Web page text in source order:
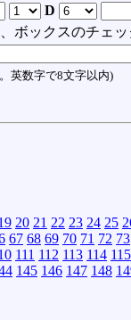
D
ボックスのチェッ
英数字で8文字以内)
20 21 22 23 24 25
67 68 69 70 71 72 73
111 112 113 114 115
145 146 147 148